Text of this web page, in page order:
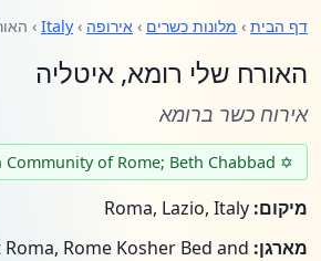
דף הבית › מלונות כשרים › אירופה ›
Italy
›
האורח שלי רומא, איטליה
אירוח כשר ברומא
✡ The Jewish Community of Rome; Beth Chabbad
מיקום:
מארגן: Rome Kosher Bed and